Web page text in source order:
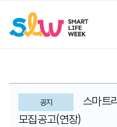
공지
스마트
모집공고(연장)